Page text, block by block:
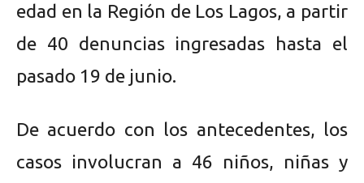
edad en la Región de Los Lagos, a partir
de 40 denuncias ingresadas hasta el
pasado 19 de junio.
De acuerdo con los antecedentes, los
casos involucran a 46 niños, niñas y